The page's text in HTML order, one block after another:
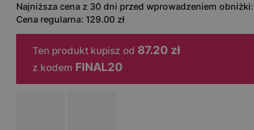
Najniższa cena z 30 dni przed wprowadzeniem obniżki:
Cena regularna: 129.00 zł
Ten produkt kupisz od 87.20 zł
z kodem FINAL20